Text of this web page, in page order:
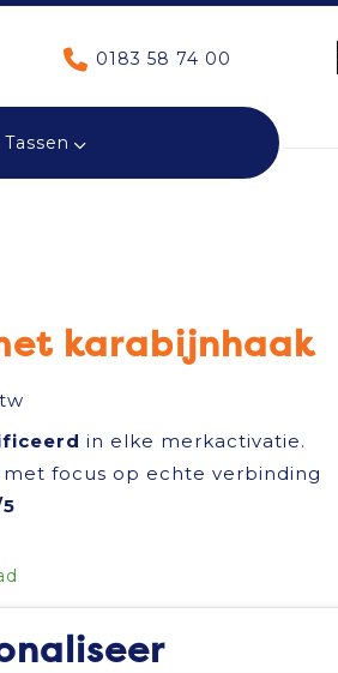
0183 58 74 00
Tassen
karabijnhaak
in elke merkactivatie.
met focus op echte verbinding